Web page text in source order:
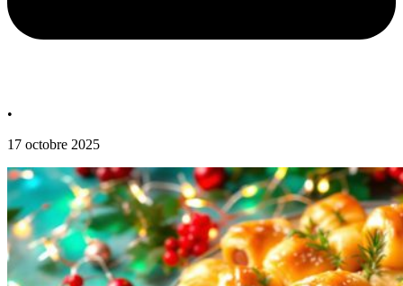
•
17 octobre 2025